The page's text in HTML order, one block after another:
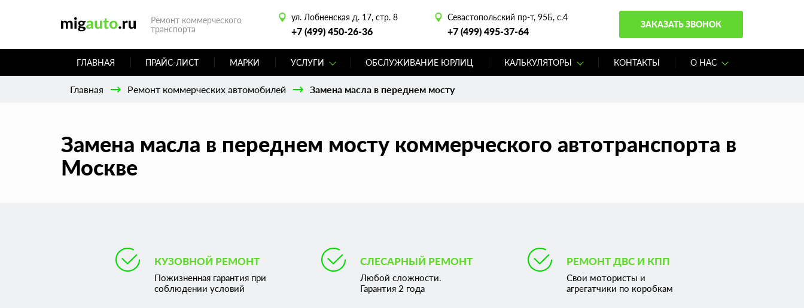
Ремонт коммерческого
транспорта
ул. Лобненская д. 17, стр. 8
+7 (499) 450-26-36
Севастопольский пр-т, 95Б, с.4
+7 (499) 495-37-64
ЗАКАЗАТЬ ЗВОНОК
ГЛАВНАЯ ПРАЙС-ЛИСТ МАРКИ УСЛУГИ ОБСЛУЖИВАНИЕ ЮРЛИЦ КАЛЬКУЛЯТОРЫ КОНТАКТЫ О НАС
Главная Ремонт коммерческих автомобилей Замена масла в переднем мосту
Замена масла в переднем мосту коммерческого автотранспорта в
Москве
КУЗОВНОЙ РЕМОНТ
Пожизненная гарантия при
соблюдении условий
СЛЕСАРНЫЙ РЕМОНТ
Любой сложности.
Гарантия 2 года
РЕМОНТ ДВС И КПП
Свои мотористы и
агрегатчики по коробкам